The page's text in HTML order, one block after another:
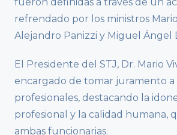
refrendado por los ministros Mario
Alejandro Panizzi y Miguel Ángel
El Presidente del STJ, Dr. Mario
encargado de tomar juramento a
profesionales, destacando la
profesional y la calidad humana,
ambas funcionarias.